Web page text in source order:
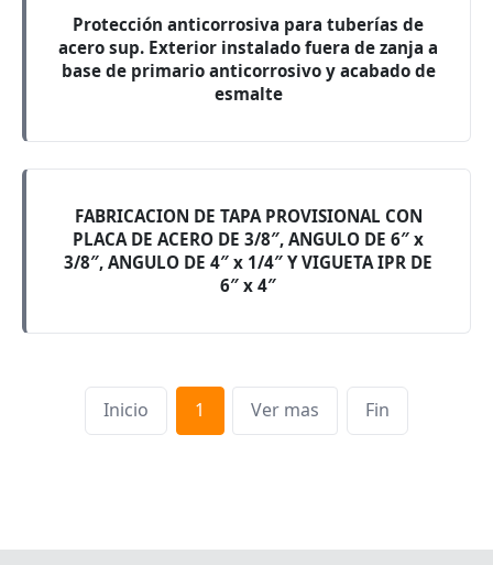
Protección anticorrosiva para tuberías de
acero sup. Exterior instalado fuera de zanja a
base de primario anticorrosivo y acabado de
esmalte
FABRICACION DE TAPA PROVISIONAL CON
PLACA DE ACERO DE 3/8″, ANGULO DE 6″ x
3/8″, ANGULO DE 4″ x 1/4″ Y VIGUETA IPR DE
6″ x 4″
Inicio 1 Ver mas Fin